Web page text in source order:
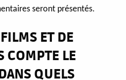
seront présentés.
ET DE
COMPTE LE
QUELS